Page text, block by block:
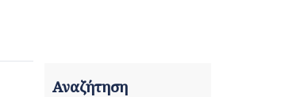
Αναζήτηση